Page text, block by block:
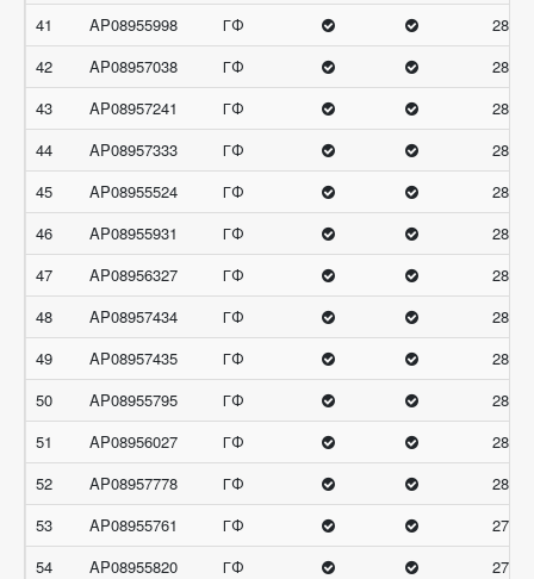
41 AP08955998 ГФ
28.66
42
AP08957038 ГФ
28.66
43
AP08957241 ГФ
28.66
44
AP08957333 ГФ
28.66
45
AP08955524 ГФ
28.33
46
AP08955931 ГФ
28.33
47
AP08956327 ГФ
28.33
48
AP08957434 ГФ
28.33
49
AP08957435 ГФ
28.33
50
AP08955795 ГФ
28
51
AP08956027 ГФ
28
52
AP08957778 ГФ
28
53
AP08955761 ГФ
27.66
54
AP08955820 ГФ
27.66